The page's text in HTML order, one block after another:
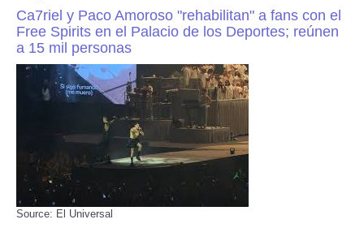
Ca7riel y Paco Amoroso "rehabilitan" a fans con el
Free Spirits en el Palacio de los Deportes; reúnen
a 15 mil personas
Source: El Universal